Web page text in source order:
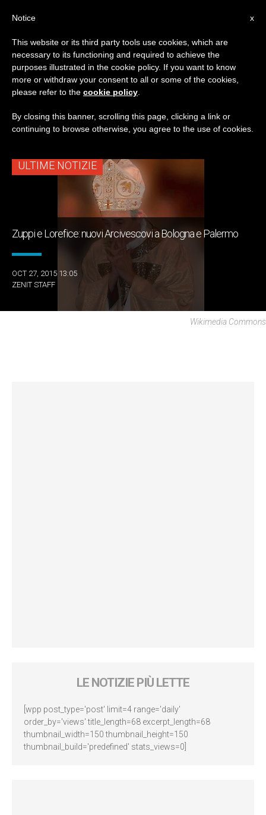
TAG
Posts Tagged
‘arcidiocesi’
ULTIME NOTIZIE
Zuppi e Lorefice: nuovi Arcivescovi a Bologna e Palermo
OCT 27, 2015 13:05
ZENIT STAFF
Wikimedia Commons
LE NOTIZIE PIÙ LETTE
[wpp post_type='post' limit=4 range='daily'
order_by='views' title_length=68 excerpt_length=68
thumbnail_width=150 thumbnail_height=150
thumbnail_build='predefined' stats_views=0]
x
Notice
This website or its third party tools use cookies, which are
necessary to its functioning and required to achieve the
purposes illustrated in the cookie policy. If you want to know
more or withdraw your consent to all or some of the cookies,
please refer to the cookie policy
By closing this banner, scrolling this page, clicking a link or
continuing to browse otherwise, you agree to the use of cookies.